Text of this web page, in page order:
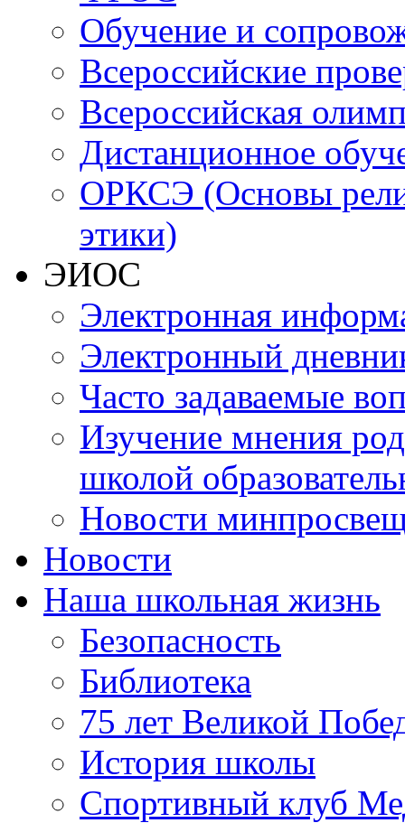
Обучение и
Всероссийские
Всероссийская
Дистанционное
ОРКСЭ (Основы
этики)
ЭИОС
Электронная
Электронный
Часто задаваемые
Изучение мнения
школой
Новости
Новости
Наша школьная жизнь
Безопасность
Библиотека
75 лет Великой
История школы
Спортивный клуб